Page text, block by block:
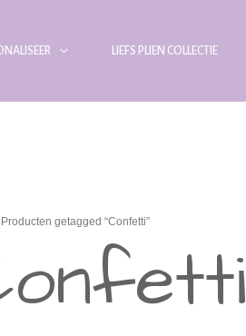
LIEFS PLIEN COLLECTIE
getagged “Confetti”